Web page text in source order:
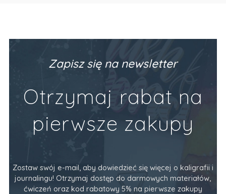
Zapisz się na newsletter
Otrzymaj rabat na
pierwsze zakupy
Zostaw swój e-mail, aby dowiedzieć się więcej o kaligrafii i
journalingu! Otrzymaj dostęp do darmowych materiałów,
ćwiczeń oraz kod rabatowy 5% na pierwsze zakupy